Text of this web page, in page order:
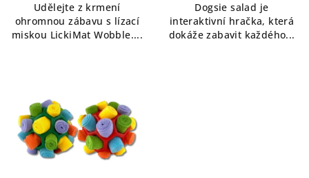
Udělejte z krmení
ohromnou zábavu s lízací
miskou LickiMat Wobble....
Dogsie salad je
interaktivní hračka, která
dokáže zabavit každého...